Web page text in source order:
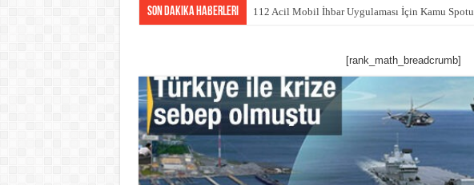
Son Dakika Haberleri 112 Acil Mobil İhbar Uygulaması İçin Kamu Spotu
[rank_math_breadcrumb]